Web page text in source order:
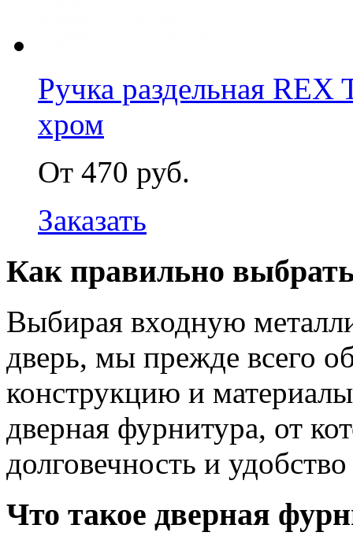
Ручка раздельная
хром
От 470 руб.
Заказать
Как правильно
Выбирая входную
дверь, мы прежде всего
конструкцию и
дверная фурнитура, от
долговечность и
Что такое дверная